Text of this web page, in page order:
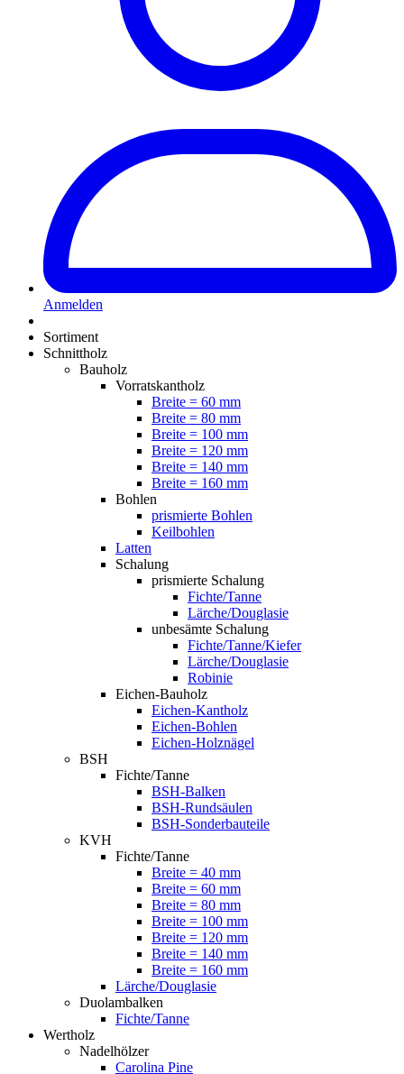
Anmelden
Sortiment
Schnittholz
Bauholz
Vorratskantholz
Breite = 60 mm
Breite = 80 mm
Breite = 100 mm
Breite = 120 mm
Breite = 140 mm
Breite = 160 mm
Bohlen
prismierte Bohlen
Keilbohlen
Latten
Schalung
prismierte Schalung
Fichte/Tanne
Lärche/Douglasie
unbesämte Schalung
Fichte/Tanne/Kiefer
Lärche/Douglasie
Robinie
Eichen-Bauholz
Eichen-Kantholz
Eichen-Bohlen
Eichen-Holznägel
BSH
Fichte/Tanne
BSH-Balken
BSH-Rundsäulen
BSH-Sonderbauteile
KVH
Fichte/Tanne
Breite = 40 mm
Breite = 60 mm
Breite = 80 mm
Breite = 100 mm
Breite = 120 mm
Breite = 140 mm
Breite = 160 mm
Lärche/Douglasie
Duolambalken
Fichte/Tanne
Wertholz
Nadelhölzer
Carolina Pine